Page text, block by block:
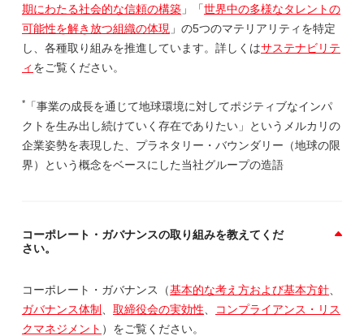
期にわたる社会的な信頼の構築 」「世界中の多様なタレントの
可能性を解き放つ組織の体現 」の5つのマテリアリティを特定
し、各種取り組みを推進しています。詳しくはサステナビリテ
ィ をご覧ください。
*
「事業の成長を通じて地球環境に対してポジティブなインパ
クトを生み出し続けていく存在でありたい」というメルカリの
企業姿勢を表現した、プラネタリー・バウンダリー（地球の限
界）という概念をベースにした当社グループの造語
コーポレート・ガバナンスの取り組みを教えてくだ
さい。
コーポレート・ガバナンス（基本的な考え方および基本方針
ガバナンス体制
取締役会の実効性
コンプライアンス・リス
クマネジメント ）をご覧ください。